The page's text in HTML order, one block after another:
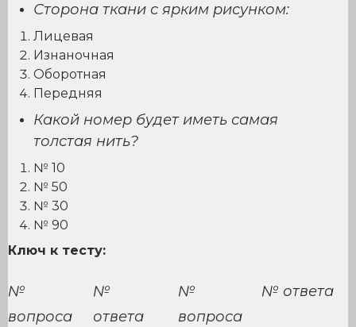
Сторона ткани с ярким рисунком:
Лицевая
Изнаночная
Оборотная
Передняя
Какой номер будет иметь самая
толстая нить?
№ 10
№ 50
№ 30
№ 90
Ключ к тесту:
№
вопроса
№
ответа
№
вопроса
№ ответа